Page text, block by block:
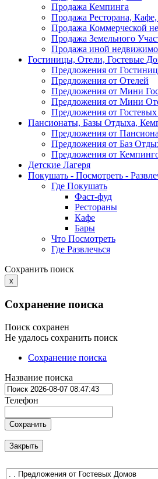
Продажа Кемпинга
Продажа Ресторана,
Продажа Коммерческой
Продажа Земельного
Продажа иной
Гостиницы, Отели, Гостевые
Предложения от Гостиниц
Предложения от Отелей
Предложения от Мини
Предложения от Мини
Предложения от
Пансионаты, Базы Отдыха,
Предложения от
Предложения от Баз
Предложения от
Детские Лагеря
Покушать - Посмотреть -
Где Покушать
Фаст-фуд
Рестораны
Кафе
Бары
Что Посмотреть
Где Развлечься
Сохранить поиск
x
Сохранение поиска
Поиск сохранен
Не удалось сохранить поиск
Сохранение поиска
Название поиска
Телефон
Сохранить
Закрыть